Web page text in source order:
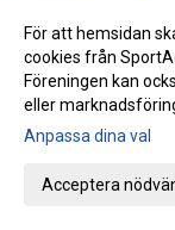
Anmälan har öppnat till
Quality Hotel Games
IFK Göteborg Friidrott
tvåårigt samarbetsavtal
Helgen 19-20 oktober
Hej bästa Kamrater i
För att hemsidan
cookies från
Föreningen kan
eller
Anpassa dina val
Acceptera